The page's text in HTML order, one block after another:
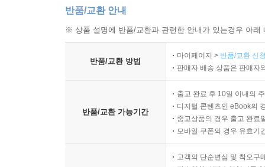
반품/교환 안내
※ 상품 설명에 반품/교환과 관련한 안내가 있는경우 아
반품/교환 방법
마이페이지 > 반품/교환 신
판매자 배송 상품은 판매자
반품/교환 가능기간
출고 완료 후 10일 이내의
디지털 콘텐츠인 eBook의
중고상품의 경우 출고 완료
모바일 쿠폰의 경우 유효기
고객의 단순변심 및 착오구